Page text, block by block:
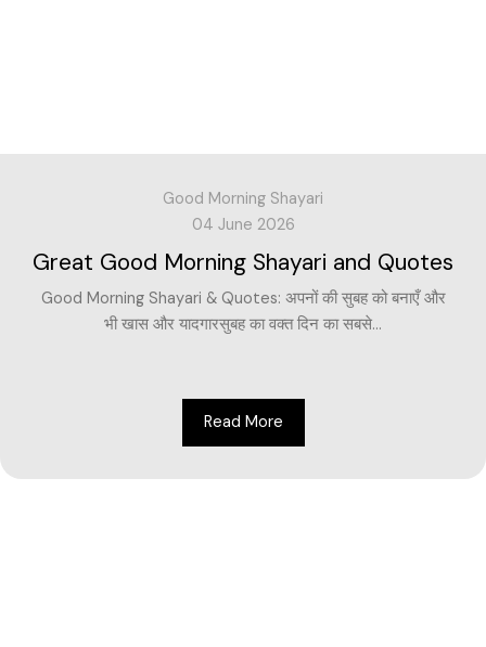
Good Morning Shayari
04 June 2026
Great Good Morning Shayari and Quotes
Good Morning Shayari & Quotes: अपनों की सुबह को बनाएँ और
भी खास और यादगारसुबह का वक्त दिन का सबसे...
Read More